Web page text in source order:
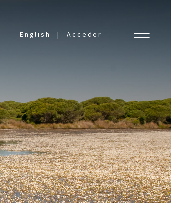
English Acceder